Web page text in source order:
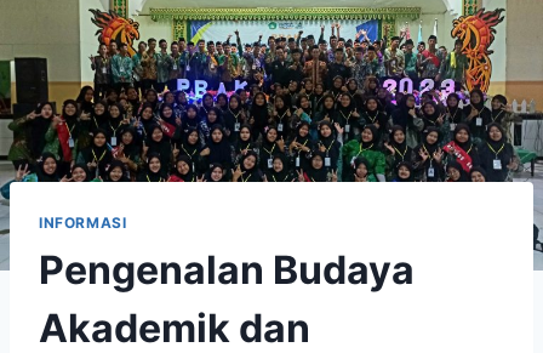
INFORMASI
Pengenalan Budaya
Akademik dan